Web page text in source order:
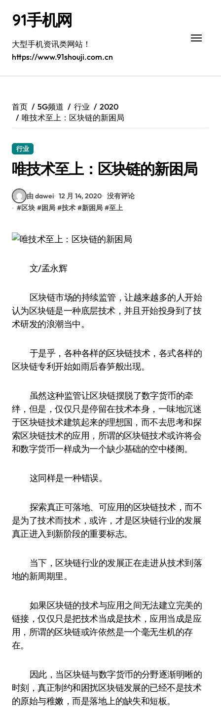
91手机网
大型手机资讯类网站！
https://www.91shouji.com.cn
首页 5G频道 行业
2020
唯技术至上：区块链的新困局
行业
唯技术至上：区块链的新困局
由 dawei 12 月 14, 2020 没有评论
#区块 #困局 #技术 #新困局 #至上
文/孟永辉
区块链市场的持续监管，让越来越多的人开始
认为区块链是一种底层技术，并且开始投身到了技
术研发的浪潮当中。
于是乎，各种各样的区块链技术，各式各样的
区块链专利开始如雨后春笋般出现。
虽然这种监管让区块链摆脱了数字货币的牵
绊，但是，仅仅只是停留在技术本身，一味地沉迷
于区块链技术建筑起来的理想国，而不去思考和探
索区块链技术的应用，所谓的区块链技术或许将会
和数字货币一样成为一个缺少基础的空中楼阁。
这同样是一种错误。
探索真正可落地、可应用的区块链技术，而不
是为了技术而技术，或许，才是区块链行业的发展
真正进入到新阶段的重要标志。
当下，区块链行业的发展正在走进从技术到落
地的新周期里。
如果区块链的技术与应用之间无法建立完美的
链接，仅仅只是把技术当成是技术，应用当成是应
用，所谓的区块链或许依然是一个毫无生机的存
在。
因此，当区块链与数字货币的分野逐渐明晰的
时刻，真正制约和困扰区块链发展的已经不是技术
的原始与稚嫩，而是落地上的缺失和短板。